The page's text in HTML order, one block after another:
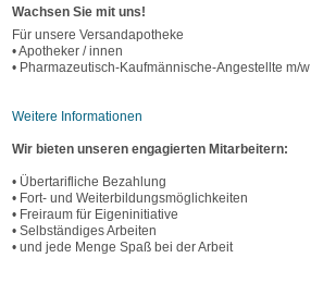
Wachsen Sie mit uns!
Für unsere Versandapotheke
• Apotheker / innen
• Pharmazeutisch-Kaufmännische-Angestellte m/w
Weitere Informationen
Wir bieten unseren engagierten Mitarbeitern:
• Übertarifliche Bezahlung
• Fort- und Weiterbildungsmöglichkeiten
• Freiraum für Eigeninitiative
• Selbständiges Arbeiten
• und jede Menge Spaß bei der Arbeit